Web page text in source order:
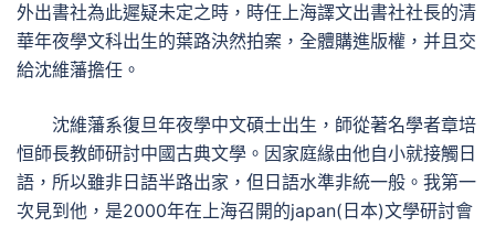
外出書社為此遲疑未定之時，時任上海譯文出書社社長的清
華年夜學文科出生的葉路決然拍案，全體購進版權，并且交
給沈維藩擔任。
沈維藩系復旦年夜學中文碩士出生，師從著名學者章培
恒師長教師研討中國古典文學。因家庭緣由他自小就接觸日
語，所以雖非日語半路出家，但日語水準非統一般。我第一
次見到他，是2000年在上海召開的japan(日本)文學研討會